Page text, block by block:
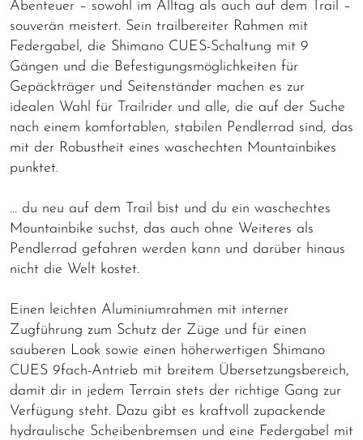
Abenteuer – sowohl im Alltag als auch auf dem Trail –
souverän meistert. Sein trailbereiter Rahmen mit
Federgabel, die Shimano CUES-Schaltung mit 9
Gängen und die Befestigungsmöglichkeiten für
Gepäckträger und Seitenständer machen es zur
idealen Wahl für Trailrider und alle, die auf der Suche
nach einem komfortablen, stabilen Pendlerrad sind, das
mit der Robustheit eines waschechten Mountainbikes
punktet.
… du neu auf dem Trail bist und du ein waschechtes
Mountainbike suchst, das auch ohne Weiteres als
Pendlerrad gefahren werden kann und darüber hinaus
nicht die Welt kostet.
Einen leichten Aluminiumrahmen mit interner
Zugführung zum Schutz der Züge und für einen
sauberen Look sowie einen höherwertigen Shimano
CUES 9fach-Antrieb mit breitem Übersetzungsbereich,
damit dir in jedem Terrain stets der richtige Gang zur
Verfügung steht. Dazu gibt es kraftvoll zupackende
hydraulische Scheibenbremsen und eine Federgabel mit